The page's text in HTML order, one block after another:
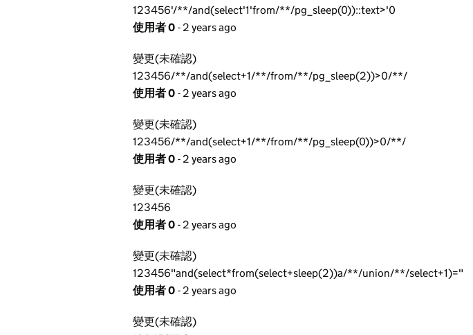
123456'/**/and(select'1'from/**/pg_sleep(0))::text>'0
使用者 0 - 2 years ago
變更(未確認)
123456/**/and(select+1/**/from/**/pg_sleep(2))>0/**/
使用者 0 - 2 years ago
變更(未確認)
123456/**/and(select+1/**/from/**/pg_sleep(0))>0/**/
使用者 0 - 2 years ago
變更(未確認)
123456
使用者 0 - 2 years ago
變更(未確認)
123456"and(select*from(select+sleep(2))a/**/union/**/select+1)="
使用者 0 - 2 years ago
變更(未確認)